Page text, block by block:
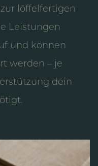
löffelfertigen
Leistungen
und können
werden – je
dein